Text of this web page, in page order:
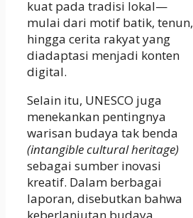
kuat pada tradisi lokal—
mulai dari motif batik, tenun,
hingga cerita rakyat yang
diadaptasi menjadi konten
digital.
Selain itu, UNESCO juga
menekankan pentingnya
warisan budaya tak benda
(intangible cultural heritage)
sebagai sumber inovasi
kreatif. Dalam berbagai
laporan, disebutkan bahwa